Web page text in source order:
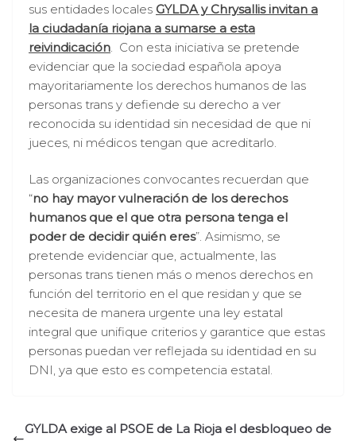
sus entidades locales GYLDA y Chrysallis invitan a
la ciudadanía riojana a sumarse a esta
reivindicación. Con esta iniciativa se pretende
evidenciar que la sociedad española apoya
mayoritariamente los derechos humanos de las
personas trans y defiende su derecho a ver
reconocida su identidad sin necesidad de que ni
jueces, ni médicos tengan que acreditarlo.
Las organizaciones convocantes recuerdan que
“no hay mayor vulneración de los derechos
humanos que el que otra persona tenga el
poder de decidir quién eres”. Asimismo, se
pretende evidenciar que, actualmente, las
personas trans tienen más o menos derechos en
función del territorio en el que residan y que se
necesita de manera urgente una ley estatal
integral que unifique criterios y garantice que estas
personas puedan ver reflejada su identidad en su
DNI, ya que esto es competencia estatal.
GYLDA exige al PSOE de La Rioja el desbloqueo de